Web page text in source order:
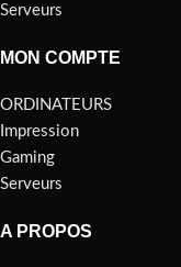
Serveurs
MON COMPTE
ORDINATEURS
Impression
Gaming
Serveurs
A PROPOS